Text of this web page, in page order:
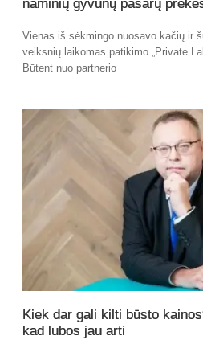
naminių gyvūnų pašarų
Vienas iš sėkmingo nuosavo kačių ir
veiksnių laikomas patikimo „Private
Būtent nuo partnerio
Kiek dar gali kilti būsto
kad lubos jau arti